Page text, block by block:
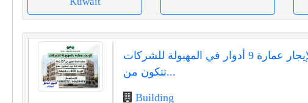
للإيجار عمارة 9 أدوار في المهبولة للشركات
تتكون من...
Building